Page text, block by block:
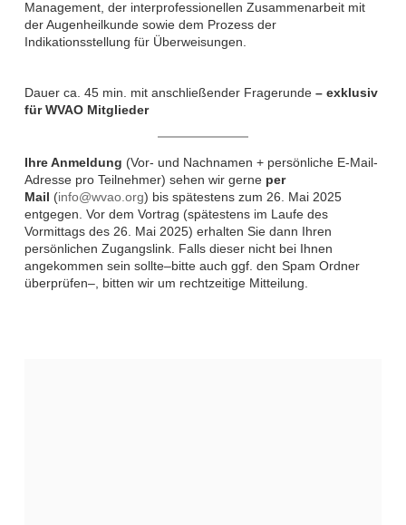
Management, der interprofessionellen Zusammenarbeit mit
der Augenheilkunde sowie dem Prozess der
Indikationsstellung für Überweisungen.
Dauer ca. 45 min. mit anschließender Fragerunde – exklusiv
für WVAO Mitglieder
Ihre Anmeldung (Vor- und Nachnamen + persönliche E-Mail-
Adresse pro Teilnehmer) sehen wir gerne per
Mail (info@wvao.org) bis spätestens zum 26. Mai 2025
entgegen. Vor dem Vortrag (spätestens im Laufe des
Vormittags des 26. Mai 2025) erhalten Sie dann Ihren
persönlichen Zugangslink. Falls dieser nicht bei Ihnen
angekommen sein sollte–bitte auch ggf. den Spam Ordner
überprüfen–, bitten wir um rechtzeitige Mitteilung.